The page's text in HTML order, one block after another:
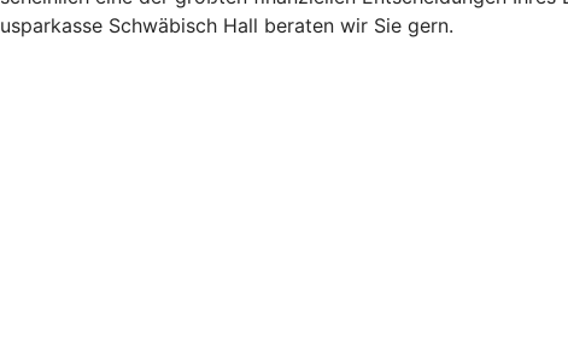
Schwäbisch Hall beraten wir Sie gern.